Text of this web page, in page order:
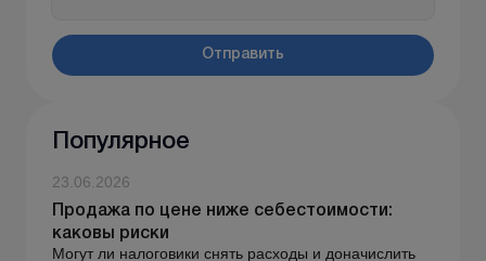
Отправить
Популярное
23.06.2026
Продажа по цене ниже себестоимости:
каковы риски
Могут ли налоговики снять расходы и доначислить